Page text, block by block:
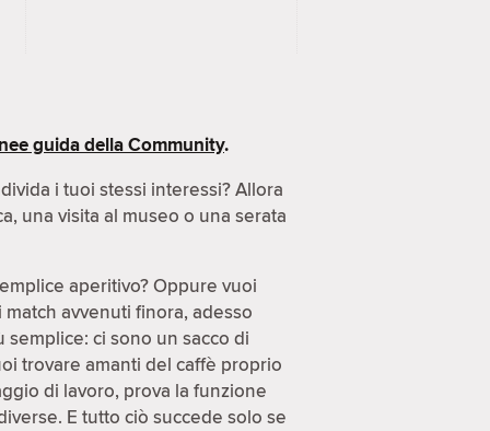
guida della Community.
i tuoi stessi interessi? Allora
una visita al museo o una serata
aperitivo? Oppure vuoi
avvenuti finora, adesso
ci sono un sacco di
trovare amanti del caffè proprio
di lavoro, prova la funzione
E tutto ciò succede solo se